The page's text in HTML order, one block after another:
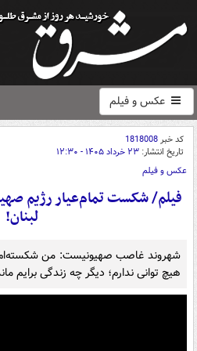
عکس و فیلم
کد خبر1818008
تاریخ انتشار: ۲۳ خرداد ۱۴۰۵ - ۱۲:۳۰
عکس و فیلم
فیلم/ شکست تمام‌عیار رژیم
لبنان!
شهروند غاصب صهیونیست: من شکسته‌ام؛
هیچ توانی ندارم؛ دیگر چه زندگی‌ برایم